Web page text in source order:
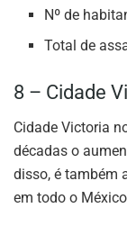
Nº de
Total de
8 – Cidade
Cidade Victoria
décadas o
disso, é também
em todo o